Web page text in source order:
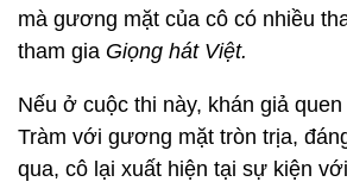
mà gương mặt của cô có nhiều
tham gia Giọng hát Việt.
Nếu ở cuộc thi này, khán giả
Tràm với gương mặt tròn trịa,
qua, cô lại xuất hiện tại sự kiện với